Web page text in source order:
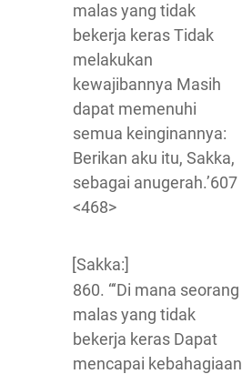
malas yang tidak
bekerja keras Tidak
melakukan
kewajibannya Masih
dapat memenuhi
semua keinginannya:
Berikan aku itu, Sakka,
sebagai anugerah.’607
<468>
[Sakka:]
860. “‘Di mana seorang
malas yang tidak
bekerja keras Dapat
mencapai kebahagiaan